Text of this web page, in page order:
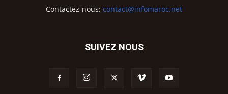
Contactez-nous: contact@infomaroc.net
SUIVEZ NOUS